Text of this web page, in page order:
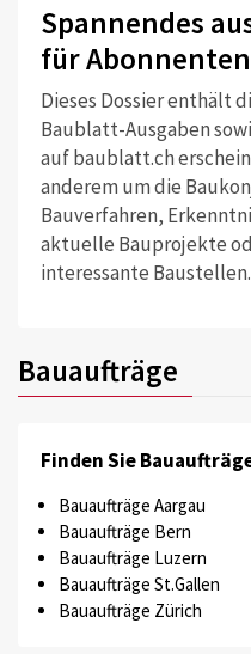
Spannendes
für Abonnenten
Dieses Dossier enthält
Baublatt-Ausgaben
auf baublatt.ch
anderem um die
Bauverfahren,
aktuelle Bauprojekte
interessante Baustellen.
Bauaufträge
Finden Sie
Bauaufträge Aargau
Bauaufträge Bern
Bauaufträge Luzern
Bauaufträge St.Gallen
Bauaufträge Zürich